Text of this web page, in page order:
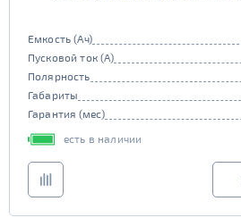
Емкость (Ач)
Пусковой ток (А)
Полярность
Габариты
Гарантия (мес)
есть в наличии